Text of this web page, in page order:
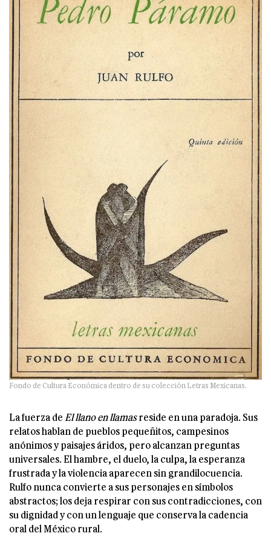
Fondo de Cultura Económica dentro de su colección Letras Mexicanas.
La fuerza de El llano en llamasreside en una paradoja. Sus
relatos hablan de pueblos pequeñitos, campesinos
anónimos y paisajes áridos, pero alcanzan preguntas
universales. El hambre, el duelo, la culpa, la esperanza
frustrada y la violencia aparecen sin grandilocuencia.
Rulfo nunca convierte a sus personajes en símbolos
abstractos; los deja respirar con sus contradicciones, con
su dignidad y con un lenguaje que conserva la cadencia
oral del México rural.